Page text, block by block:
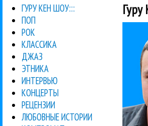
ГУРУ КЕН ШОУ:::
ПОП
РОК
КЛАССИКА
ДЖАЗ
ЭТНИКА
ИНТЕРВЬЮ
КОНЦЕРТЫ
РЕЦЕНЗИИ
ЛЮБОВНЫЕ ИСТОРИИ
Гуру